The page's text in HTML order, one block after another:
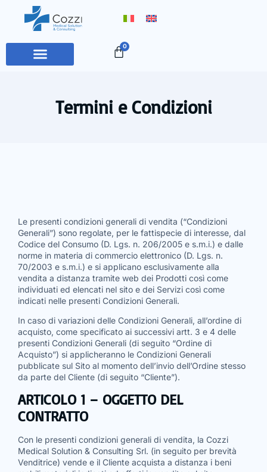
0
Termini e Condizioni
Le presenti condizioni generali di vendita (“Condizioni
Generali”) sono regolate, per le fattispecie di interesse, dal
Codice del Consumo (D. Lgs. n. 206/2005 e s.m.i.) e dalle
norme in materia di commercio elettronico (D. Lgs. n.
70/2003 e s.m.i.) e si applicano esclusivamente alla
vendita a distanza tramite web dei Prodotti così come
individuati ed elencati nel sito e dei Servizi così come
indicati nelle presenti Condizioni Generali.
In caso di variazioni delle Condizioni Generali, all’ordine di
acquisto, come specificato ai successivi artt. 3 e 4 delle
presenti Condizioni Generali (di seguito “Ordine di
Acquisto”) si applicheranno le Condizioni Generali
pubblicate sul Sito al momento dell’invio dell’Ordine stesso
da parte del Cliente (di seguito “Cliente”).
ARTICOLO 1 – OGGETTO DEL
CONTRATTO
Con le presenti condizioni generali di vendita, la Cozzi
Medical Solution & Consulting Srl. (in seguito per brevità
Venditrice) vende e il Cliente acquista a distanza i beni